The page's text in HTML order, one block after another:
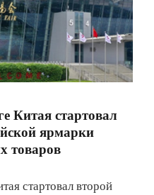
Китая стартовал
ярмарки
товаров
стартовал второй